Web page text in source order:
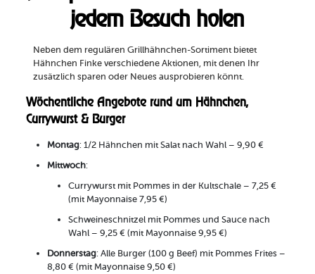
jedem Besuch holen
Neben dem regulären Grillhähnchen-Sortiment bietet
Hähnchen Finke verschiedene Aktionen, mit denen Ihr
zusätzlich sparen oder Neues ausprobieren könnt.
Wöchentliche Angebote rund um Hähnchen,
Currywurst & Burger
Montag: 1/2 Hähnchen mit Salat nach Wahl – 9,90 €
Mittwoch:
Currywurst mit Pommes in der Kultschale – 7,25 €
(mit Mayonnaise 7,95 €)
Schweineschnitzel mit Pommes und Sauce nach
Wahl – 9,25 € (mit Mayonnaise 9,95 €)
Donnerstag: Alle Burger (100 g Beef) mit Pommes Frites –
8,80 € (mit Mayonnaise 9,50 €)